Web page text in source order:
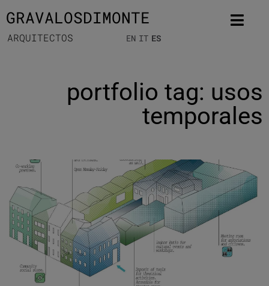
GRAVALOSDIMONTE
ARQUITECTOS EN IT ES
portfolio tag: usos
temporales